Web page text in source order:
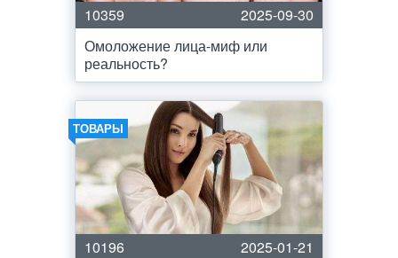
10359
2025-09-30
Омоложение лица-миф или
реальность?
ТОВАРЫ
10196
2025-01-21